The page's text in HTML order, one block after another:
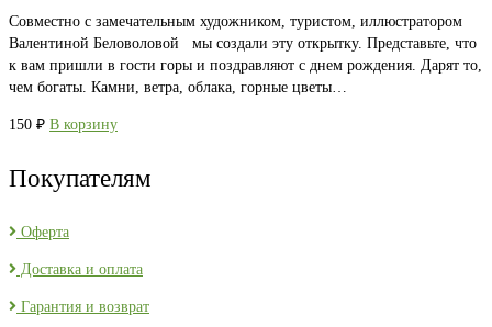
Совместно с замечательным художником, туристом, иллюстратором
Валентиной Беловоловой мы создали эту открытку. Представьте, что
к вам пришли в гости горы и поздравляют с днем рождения. Дарят то,
чем богаты. Камни, ветра, облака, горные цветы…
150 ₽ В корзину
Покупателям
Оферта
Доставка и оплата
Гарантия и возврат